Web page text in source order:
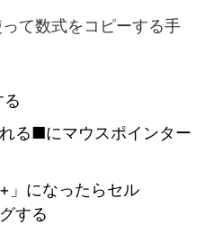
って数式をコピーする手
る■にマウスポインター
」になったらセル
する